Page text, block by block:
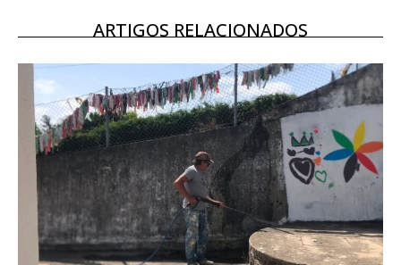
ARTIGOS RELACIONADOS